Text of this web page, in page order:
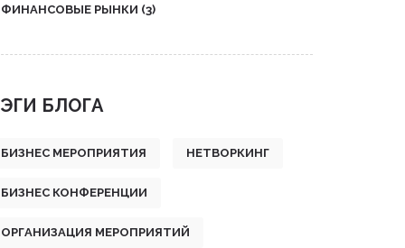
ФИНАНСОВЫЕ РЫНКИ (3)
БЛОГА
БИЗНЕС МЕРОПРИЯТИЯ НЕТВОРКИНГ
БИЗНЕС КОНФЕРЕНЦИИ
ОРГАНИЗАЦИЯ МЕРОПРИЯТИЙ